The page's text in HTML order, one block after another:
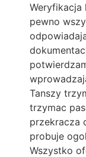
Weryfikacja
pewno
Tanszy
trzymac
przekracza
probuje
Wszystko